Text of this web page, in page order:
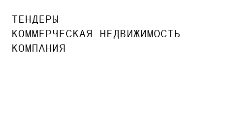
ТЕНДЕРЫ
КОММЕРЧЕСКАЯ НЕДВИЖИМОСТЬ
КОМПАНИЯ